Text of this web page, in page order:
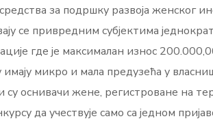
за подршку развоја
се привредним субјектима
где је максималан износ
микро и мала предузећа у
оснивачи жене, регистроване на
да учествује само са једном